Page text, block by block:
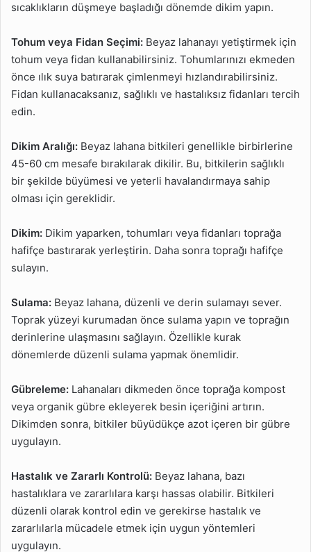
sıcaklıkların düşmeye başladığı dönemde dikim yapın.
Tohum veya Fidan Seçimi: Beyaz lahanayı yetiştirmek için
tohum veya fidan kullanabilirsiniz. Tohumlarınızı ekmeden
önce ılık suya batırarak çimlenmeyi hızlandırabilirsiniz.
Fidan kullanacaksanız, sağlıklı ve hastalıksız fidanları tercih
edin.
Dikim Aralığı: Beyaz lahana bitkileri genellikle birbirlerine
45-60 cm mesafe bırakılarak dikilir. Bu, bitkilerin sağlıklı
bir şekilde büyümesi ve yeterli havalandırmaya sahip
olması için gereklidir.
Dikim: Dikim yaparken, tohumları veya fidanları toprağa
hafifçe bastırarak yerleştirin. Daha sonra toprağı hafifçe
sulayın.
Sulama: Beyaz lahana, düzenli ve derin sulamayı sever.
Toprak yüzeyi kurumadan önce sulama yapın ve toprağın
derinlerine ulaşmasını sağlayın. Özellikle kurak
dönemlerde düzenli sulama yapmak önemlidir.
Gübreleme: Lahanaları dikmeden önce toprağa kompost
veya organik gübre ekleyerek besin içeriğini artırın.
Dikimden sonra, bitkiler büyüdükçe azot içeren bir gübre
uygulayın.
Hastalık ve Zararlı Kontrolü: Beyaz lahana, bazı
hastalıklara ve zararlılara karşı hassas olabilir. Bitkileri
düzenli olarak kontrol edin ve gerekirse hastalık ve
zararlılarla mücadele etmek için uygun yöntemleri
uygulayın.